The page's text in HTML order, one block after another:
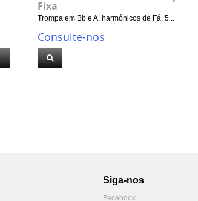
Fixa
Trompa em Bb e A, harmónicos de Fá, 5...
Consulte-nos
Siga-nos
Facebook